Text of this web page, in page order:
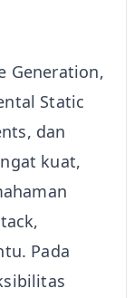
Generation,
Static
dan
kuat,
Pada